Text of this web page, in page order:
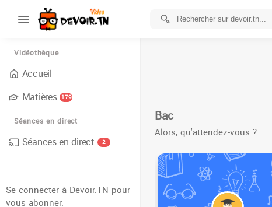
Vidéothèque
Accueil
Matières 179
Séances en direct
Séances en direct 2
Se connecter à Devoir.TN pour
vous abonner.
Bac
Alors, qu'attendez-vous ?